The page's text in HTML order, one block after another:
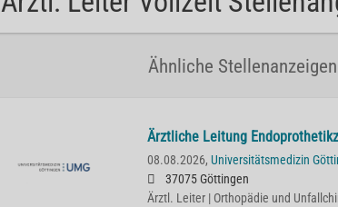
Ähnliche
Ärztliche Leitung
08.08.2026, Universitätsmedizin
37075 Göttingen
Ärztl. Leiter | Orthopädie und